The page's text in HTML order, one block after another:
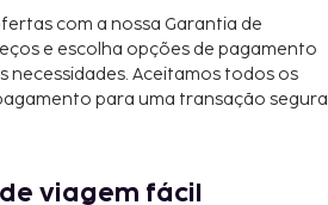
com a nossa Garantia de
e escolha opções de pagamento
necessidades. Aceitamos todos os
para uma transação segura
viagem fácil